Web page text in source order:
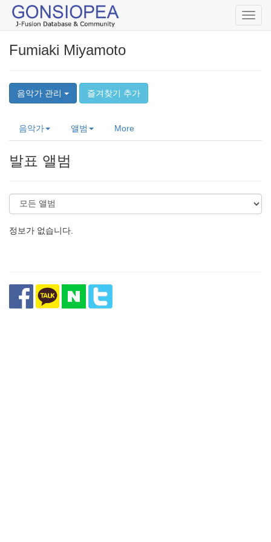
Fumiaki Miyamoto
음악가 관리 즐겨찾기 추가
음악가 앨범 More
발표 앨범
정보가 없습니다.